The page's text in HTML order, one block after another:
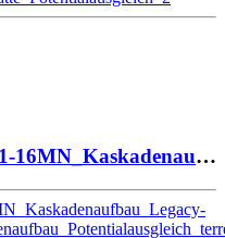
Jultec_JRM0916M_JPS0501-16MN_Kaskadenaufbau_Legacy-Unicable_EN50494_Lochblechplattenaufbau_Potentialausgleich_terrestrische_Einspeisung _1